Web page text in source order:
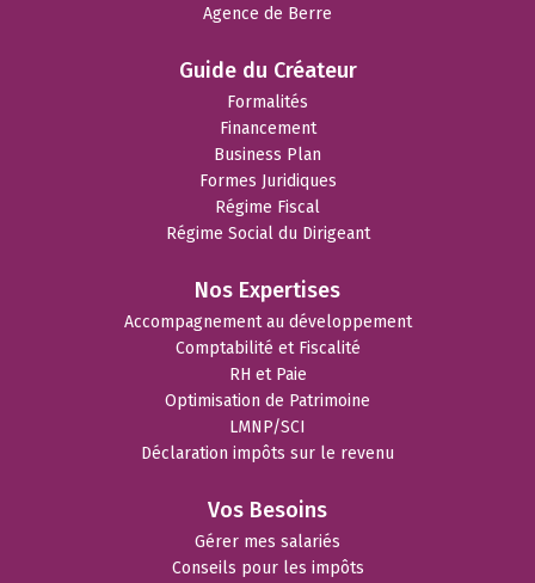
Agence de Berre
Guide du Créateur
Formalités
Financement
Business Plan
Formes Juridiques
Régime Fiscal
Régime Social du Dirigeant
Nos Expertises
Accompagnement au développement
Comptabilité et Fiscalité
RH et Paie
Optimisation de Patrimoine
LMNP/SCI
Déclaration impôts sur le revenu
Vos Besoins
Gérer mes salariés
Conseils pour les impôts